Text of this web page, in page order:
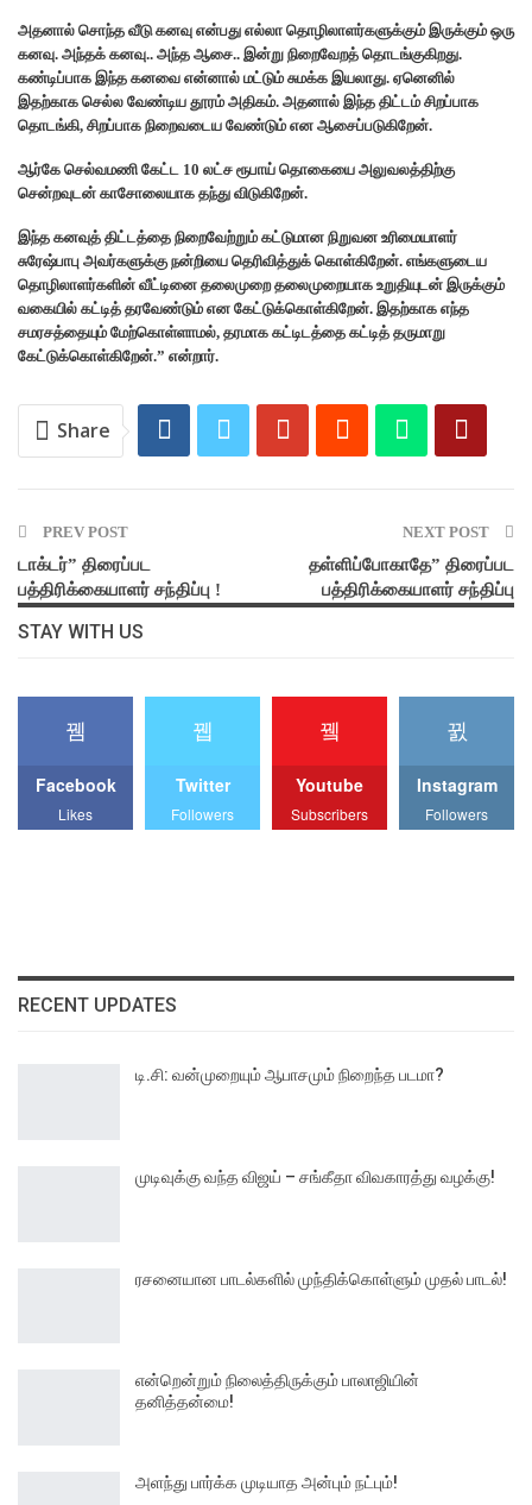
அதனால் சொந்த வீடு கனவு என்பது எல்லா தொழிலாளர்களுக்கும் இருக்கும் ஒரு
கனவு. அந்தக் கனவு.. அந்த ஆசை.. இன்று நிறைவேறத் தொடங்குகிறது.
கண்டிப்பாக இந்த கனவை என்னால் மட்டும் சுமக்க இயலாது. ஏனெனில்
இதற்காக செல்ல வேண்டிய தூரம் அதிகம். அதனால் இந்த திட்டம் சிறப்பாக
தொடங்கி, சிறப்பாக நிறைவடைய வேண்டும் என ஆசைப்படுகிறேன்.
ஆர்கே செல்வமணி கேட்ட 10 லட்ச ரூபாய் தொகையை அலுவலத்திற்கு
சென்றவுடன் காசோலையாக தந்து விடுகிறேன்.
இந்த கனவுத் திட்டத்தை நிறைவேற்றும் கட்டுமான நிறுவன உரிமையாளர்
சுரேஷ்பாபு அவர்களுக்கு நன்றியை தெரிவித்துக் கொள்கிறேன். எங்களுடைய
தொழிலாளர்களின் வீட்டினை தலைமுறை தலைமுறையாக உறுதியுடன் இருக்கும்
வகையில் கட்டித் தரவேண்டும் என கேட்டுக்கொள்கிறேன். இதற்காக எந்த
சமரசத்தையும் மேற்கொள்ளாமல், தரமாக கட்டிடத்தை கட்டித் தருமாறு
கேட்டுக்கொள்கிறேன்.” என்றார்.
Share
PREV POST
டாக்டர்” திரைப்பட
பத்திரிக்கையாளர் சந்திப்பு !
NEXT POST
தள்ளிப்போகாதே” திரைப்பட
பத்திரிக்கையாளர் சந்திப்பு
STAY WITH US
Facebook
Likes
Twitter
Followers
Youtube
Subscribers
Instagram
Followers
RECENT UPDATES
டி.சி: வன்முறையும் ஆபாசமும் நிறைந்த படமா?
முடிவுக்கு வந்த விஜய் – சங்கீதா விவகாரத்து வழக்கு!
ரசனையான பாடல்களில் முந்திக்கொள்ளும் முதல் பாடல்!
என்றென்றும் நிலைத்திருக்கும் பாலாஜியின்
தனித்தன்மை!
அளந்து பார்க்க முடியாத அன்பும் நட்பும்!